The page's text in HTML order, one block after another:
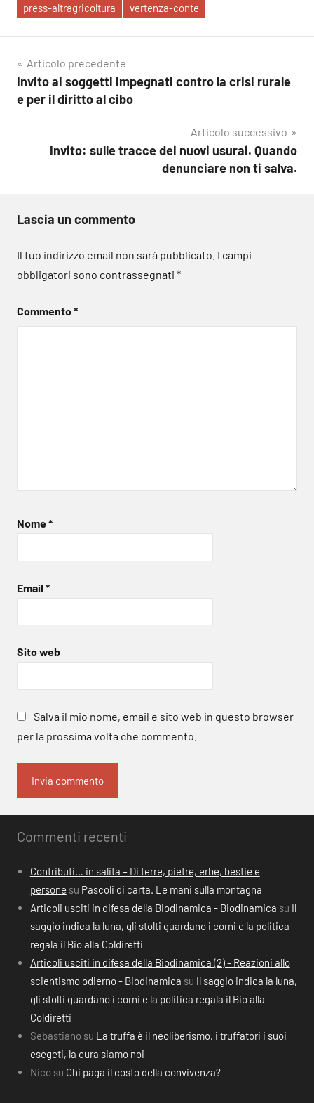
press-altragricoltura
vertenza-conte
Navigazione
articoli
Articolo precedente
Invito ai soggetti impegnati contro la crisi rurale
e per il diritto al cibo
Articolo successivo
Invito: sulle tracce dei nuovi usurai. Quando
denunciare non ti salva.
Lascia un commento
Il tuo indirizzo email non sarà pubblicato. I campi
obbligatori sono contrassegnati *
Commento*
Nome*
Email *
Sito web
Salva il mio nome, email e sito web in questo browser
per la prossima volta che commento.
Commenti recenti
Contributi… in salita – Di terre, pietre, erbe, bestie e
persone su Pascoli di carta. Le mani sulla montagna
Articoli usciti in difesa della Biodinamica - Biodinamica su Il
saggio indica la luna, gli stolti guardano i corni e la politica
regala il Bio alla Coldiretti
Articoli usciti in difesa della Biodinamica (2) - Reazioni allo
scientismo odierno - Biodinamica su Il saggio indica la luna,
gli stolti guardano i corni e la politica regala il Bio alla
Coldiretti
Sebastiano su La truffa è il neoliberismo, i truffatori i suoi
esegeti, la cura siamo noi
Nico su Chi paga il costo della convivenza?